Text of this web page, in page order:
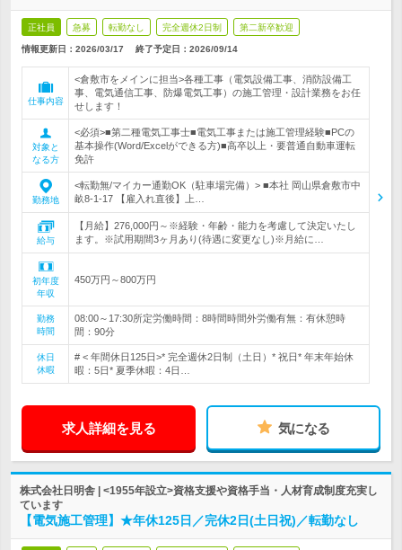
正社員 急募 転勤なし 完全週休2日制 第二新卒歓迎
情報更新日：2026/03/17 終了予定日： 2026/09/14
仕事内容
<倉敷市をメインに担当>各種工事（電気設備工事、消防設備工
事、電気通信工事、防爆電気工事）の施工管理・設計業務をお任
せします！
対象と
なる方
<必須>■第二種電気工事士■電気工事または施工管理経験■PCの
基本操作(Word/Excelができる方)■高卒以上・要普通自動車運転
免許
勤務地
<転勤無/マイカー通勤OK（駐車場完備）> ■本社 岡山県倉敷市中
畝8-1-17 【雇入れ直後】上…
給与
【月給】276,000円～※経験・年齢・能力を考慮して決定いたし
ます。※試用期間3ヶ月あり(待遇に変更なし)※月給に…
初年度
年収
450万円～800万円
勤務
時間
08:00～17:30所定労働時間：8時間時間外労働有無：有休憩時
間：90分
休日
休暇
# < 年間休日125日>* 完全週休2日制（土日）* 祝日* 年末年始休
暇：5日* 夏季休暇：4日…
求人詳細を見る 気になる
株式会社日明舎 | <1955年設立>資格支援や資格手当・人材育成制度充実し
ています
【電気施工管理】★年休125日／完休2日(土日祝)／転勤なし